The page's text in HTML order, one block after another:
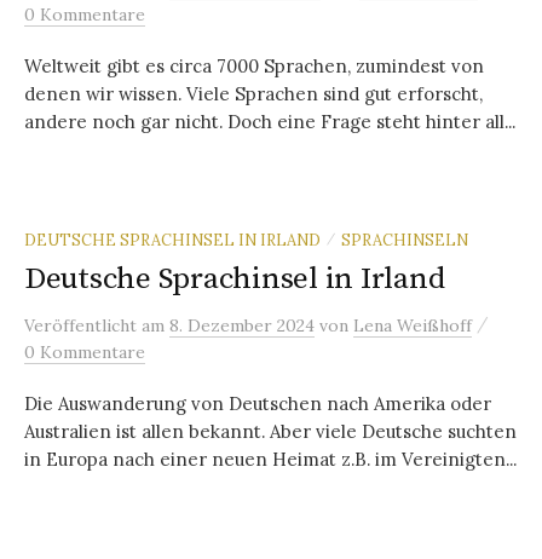
0 Kommentare
Weltweit gibt es circa 7000 Sprachen, zumindest von
denen wir wissen. Viele Sprachen sind gut erforscht,
andere noch gar nicht. Doch eine Frage steht hinter all...
DEUTSCHE SPRACHINSEL IN IRLAND / SPRACHINSELN
Deutsche Sprachinsel in Irland
Veröffentlicht am 8. Dezember 2024 von Lena Weißhoff /
0 Kommentare
Die Auswanderung von Deutschen nach Amerika oder
Australien ist allen bekannt. Aber viele Deutsche suchten
in Europa nach einer neuen Heimat z.B. im Vereinigten...